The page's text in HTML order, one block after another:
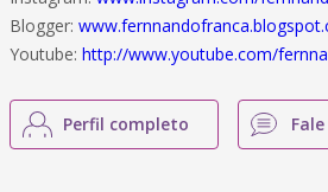
Blogger:
Youtube: http://www.youtube.com/
Perfil completo